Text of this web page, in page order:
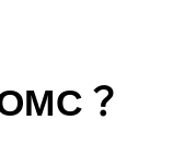
？